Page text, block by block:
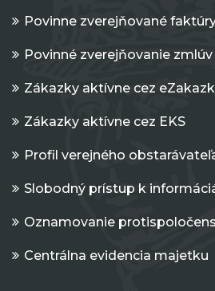
Povinne zverejňované
Povinné zverejňovanie zmlúv
Zákazky aktívne cez
Zákazky aktívne cez EKS
Profil verejného
Slobodný prístup k
Oznamovanie
Centrálna evidencia majetku